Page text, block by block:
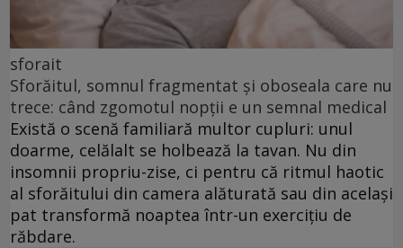
sforait
Sforăitul, somnul fragmentat și oboseala care nu
trece: când zgomotul nopții e un semnal medical
Există o scenă familiară multor cupluri: unul
doarme, celălalt se holbează la tavan. Nu din
insomnii propriu-zise, ci pentru că ritmul haotic
al sforăitului din camera alăturată sau din același
pat transformă noaptea într-un exercițiu de
răbdare.